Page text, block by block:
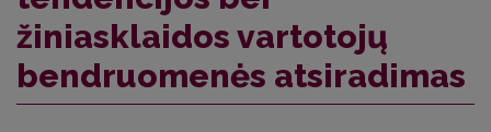
žiniasklaidos vartotojų
bendruomenės atsiradimas